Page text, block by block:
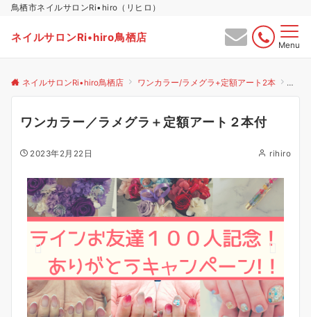
鳥栖市ネイルサロンRi•hiro（リヒロ）
ネイルサロンRi•hiro鳥栖店
Menu
ネイルサロンRi•hiro鳥栖店 ワンカラー/ラメグラ+定額アート2本 ワン
ワンカラー／ラメグラ＋定額アート２本付
2023年2月22日 rihiro